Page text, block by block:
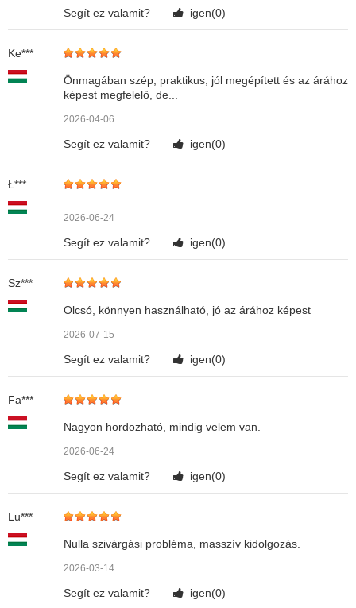
Segít ez valamit? igen(0)
Ke***
Önmagában szép, praktikus, jól megépített és az árához
képest megfelelő, de...
2026-04-06
Segít ez valamit? igen(0)
Ł***
2026-06-24
Segít ez valamit? igen(0)
Sz***
Olcsó, könnyen használható, jó az árához képest
2026-07-15
Segít ez valamit? igen(0)
Fa***
Nagyon hordozható, mindig velem van.
2026-06-24
Segít ez valamit? igen(0)
Lu***
Nulla szivárgási probléma, masszív kidolgozás.
2026-03-14
Segít ez valamit? igen(0)